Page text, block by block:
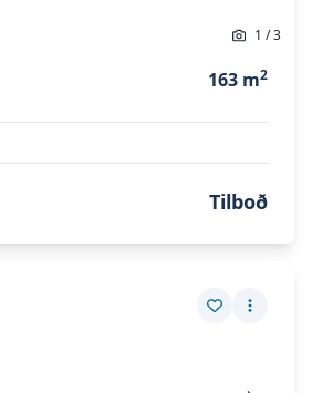
1 /3
163 m2
Tilboð
Vista eign
Fleiri